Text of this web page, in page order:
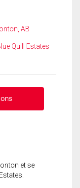
AB
Quill Estates
et se